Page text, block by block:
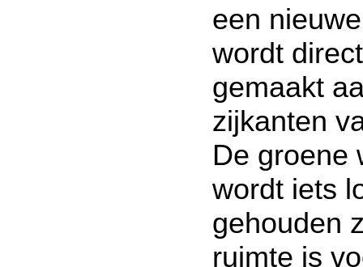
een
wordt
gemaakt
zijkanten
De groene
wordt iets
gehouden
ruimte is